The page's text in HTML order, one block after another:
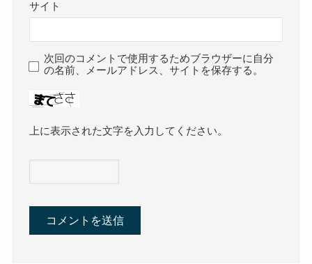
サイト
次回のコメントで使用するためブラウザーに自分
の名前、メールアドレス、サイトを保存する。
上に表示された文字を入力してください。